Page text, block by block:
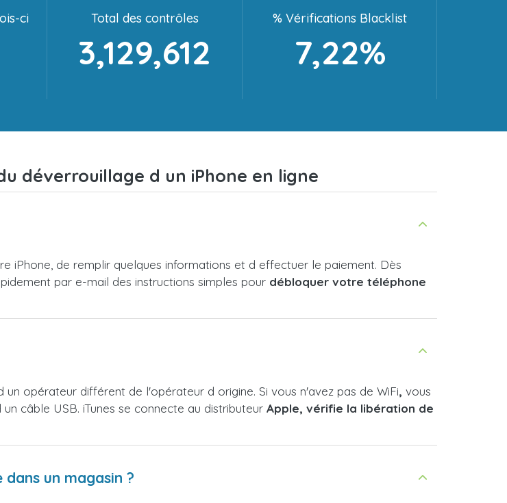
ci Total des contrôles
3,129,612
% Vérifications Blacklist
7,22%
déverrouillage d un iPhone en ligne
iPhone, de remplir quelques informations et d effectuer le paiement. Dès
par e-mail des instructions simples pour débloquer votre téléphone
opérateur différent de l'opérateur d origine. Si vous n'avez pas de WiFi, vous
câble USB. iTunes se connecte au distributeur Apple, vérifie la libération de
un magasin ?